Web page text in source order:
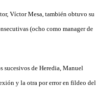
Víctor Mesa, también obtuvo su
(ocho como manager de
sucesivos de Heredia, Manuel
y la otra por error en fildeo del